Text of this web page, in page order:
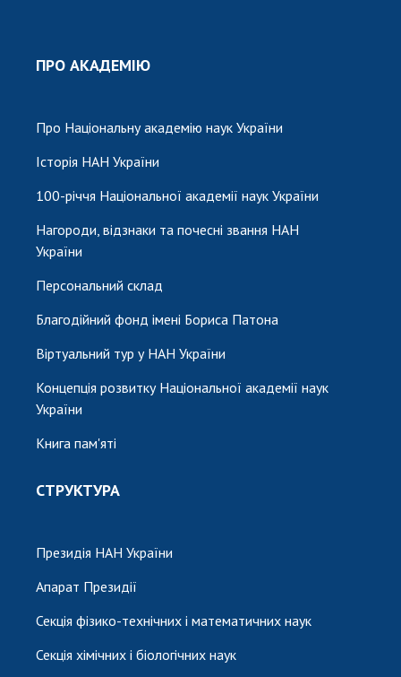
ПРО АКАДЕМІЮ
Про Національну академію наук України
Історія НАН України
100-річчя Національної академії наук України
Нагороди, відзнаки та почесні звання НАН
України
Персональний склад
Благодійний фонд імені Бориса Патона
Віртуальний тур у НАН України
Концепція розвитку Національної академії наук
України
Книга пам'яті
СТРУКТУРА
Президія НАН України
Апарат Президії
Секція фізико-технічних і математичних наук
Секція хімічних і біологічних наук